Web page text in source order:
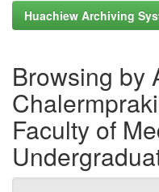
Huachiew Archiving
Browsing by
Faculty of